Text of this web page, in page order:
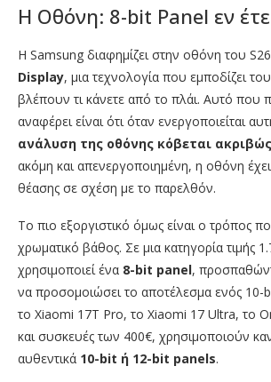
Η Οθόνη: 8-bit Panel εν
Η Samsung διαφημίζει στην οθόνη του
Display, μια τεχνολογία που εμποδίζει
βλέπουν τι κάνετε από το πλάι. Αυτό που
αναφέρει είναι ότι όταν ενεργοποιείται
ανάλυση της οθόνης κόβεται
ακόμη και απενεργοποιημένη, η οθόνη έχει
θέασης σε σχέση με το παρελθόν.
Το πιο εξοργιστικό όμως είναι ο τρόπος
χρωματικό βάθος. Σε μια κατηγορία τιμής
χρησιμοποιεί ένα 8-bit panel,
να προσομοιώσει το αποτέλεσμα ενός 10-
το Xiaomi 17T Pro, το Xiaomi 17 Ultra, το
και συσκευές των 400€, χρησιμοποιούν
αυθεντικά 10-bit ή 12-bit panels.